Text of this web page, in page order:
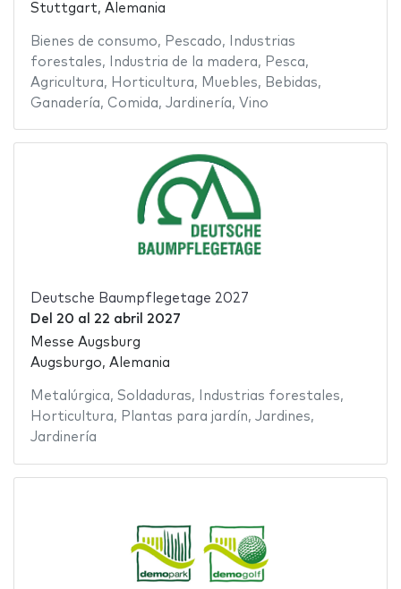
Stuttgart, Alemania
Bienes de consumo, Pescado,
Industrias
forestales, Industria de la madera, Pesca,
Agricultura, Horticultura, Muebles, Bebidas,
Ganadería, Comida, Jardinería, Vino
Deutsche Baumpflegetage 2027
Del 20 al 22 abril 2027
Messe Augsburg
Augsburgo, Alemania
Metalúrgica, Soldaduras, Industrias forestales,
Horticultura, Plantas para jardín, Jardines,
Jardinería